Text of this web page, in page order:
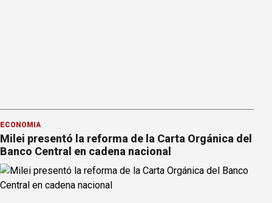
ECONOMÍA
Milei presentó la reforma de la Carta Orgánica del
Banco Central en cadena nacional